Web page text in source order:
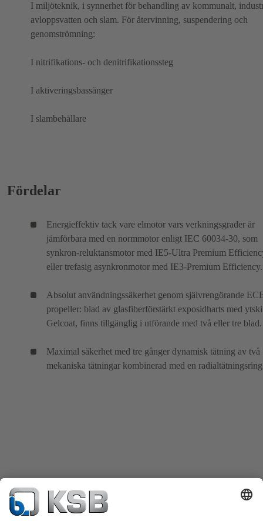
I miljöteknik, i synnerhet för behandling av kommunalt,
avloppsvatten och slam. För återvinning, suspendering och
genomströmning:
I nitrifikations- och denitrifikationssteg
I aktiveringsbassänger
I slambehållare
Fördelar
Energieffektiv tack vare elmotor vars verkningsgrader är
jämförbara med en normmotor enligt IEC 60034-30, som
synkron-reluktansmotor med IE5-Ultra Premium
eller trefasig asynkronmotor med IE3-Premium Efficiency.
Absolut användningssäkerhet genom självrengörande
propeller: blad av glasfiberförstärkt exposidharts med
Gelcoat, finns tillgänglig i utförande med två eller tre blad.
Maximal säkerhet med tre gånger dynamisk tätning av två
mekaniska tätningar kombinerad med en